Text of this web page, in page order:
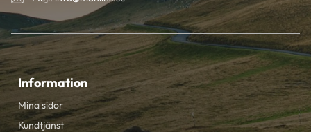
Information
Mina sidor
Kundtjänst